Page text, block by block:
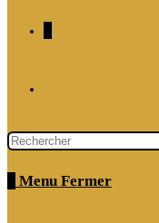
website
Menu Fermer